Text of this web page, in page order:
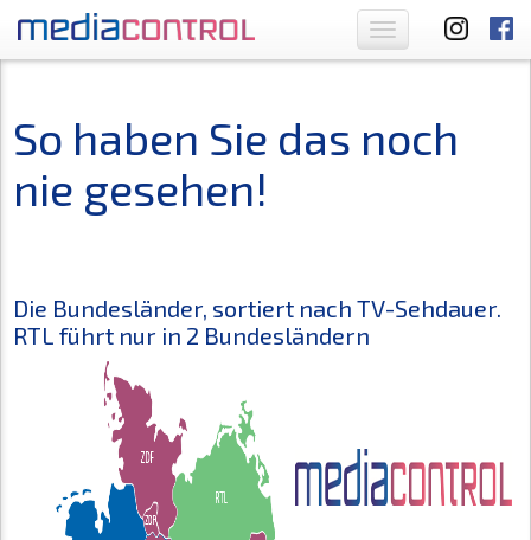
Toggle
navigation
So haben Sie das noch
nie gesehen!
Die Bundesländer, sortiert nach TV-Sehdauer.
RTL führt nur in 2 Bundesländern